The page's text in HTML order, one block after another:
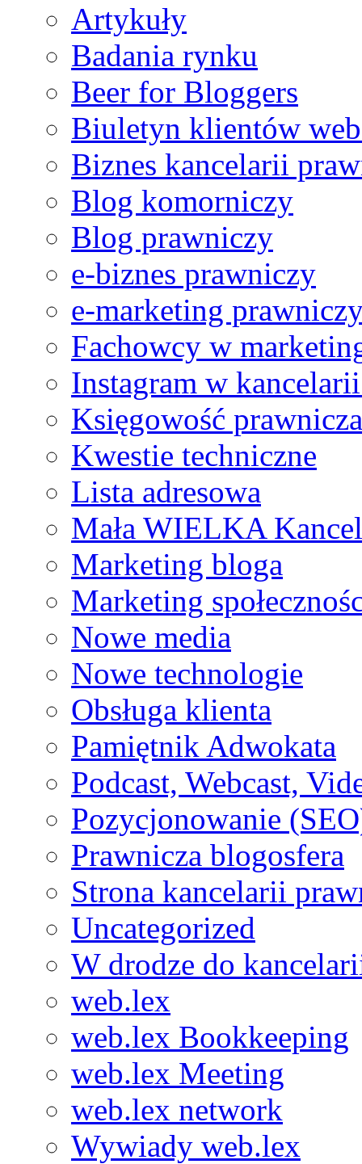
Bardzo wysoko oceniam poziom merytoryczny i
Ref no. 5
Z mojego punktu widzenia usługi świadczone przez
Artykuły
Badania rynku
Beer for Bloggers
Biuletyn klientów
Biznes kancelarii
Blog komorniczy
Blog prawniczy
e-biznes prawniczy
e-marketing
Fachowcy w
Instagram w
Księgowość prawnicza
Kwestie techniczne
Lista adresowa
Mała WIELKA
Marketing bloga
Marketing
Nowe media
Nowe technologie
Obsługa klienta
Pamiętnik Adwokata
Podcast, Webcast,
Pozycjonowanie
Prawnicza blogosfera
Strona kancelarii
Uncategorized
W drodze do
web.lex
web.lex Bookkeeping
web.lex Meeting
web.lex network
Wywiady web.lex